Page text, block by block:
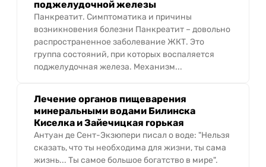
поджелудочной железы
Панкреатит. Симптоматика и причины
возникновения болезни Панкреатит – довольно
распространенное заболевание ЖКТ. Это
группа состояний, при которых воспаляется
поджелудочная железа. Механизм...
Лечение органов пищеварения
минеральными водами Билинска
Киселка и Зайечицкая горькая
Антуан де Сент-Экзюпери писал о воде: "Нельзя
сказать, что ты необходима для жизни, ты сама
жизнь... Ты самое большое богатство в мире".